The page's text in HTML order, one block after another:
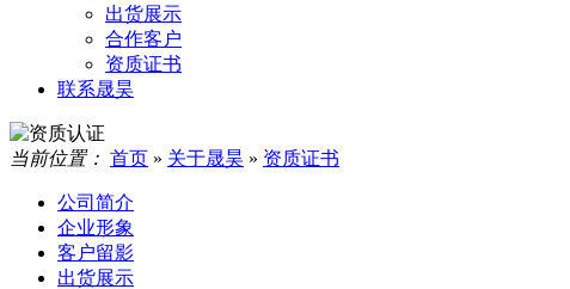
出货展示
合作客户
资质证书
联系晟昊
当前位置： 首页 » 关于晟昊 » 资质证书
公司简介
企业形象
客户留影
出货展示